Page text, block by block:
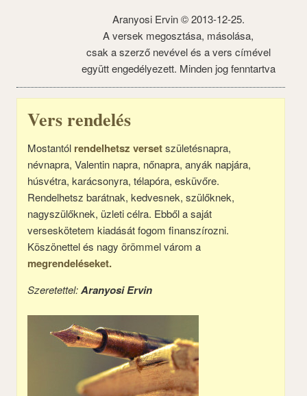
Aranyosi Ervin © 2013-12-25.
A versek megosztása, másolása,
csak a szerző nevével és a vers címével
együtt engedélyezett. Minden jog fenntartva
Vers rendelés
Mostantól rendelhetsz versetszületésnapra,
névnapra, Valentin napra, nőnapra, anyák napjára,
húsvétra, karácsonyra, télapóra, esküvőre.
Rendelhetsz barátnak, kedvesnek, szülőknek,
nagyszülőknek, üzleti célra. Ebből a saját
verseskötetem kiadását fogom finanszírozni.
Köszönettel és nagy örömmel várom a
megrendeléseket.
Szeretettel:Aranyosi Ervin